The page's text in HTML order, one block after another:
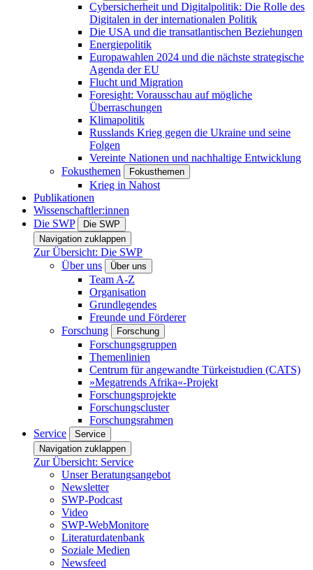
Cybersicherheit und Digitalpolitik: Die Rolle des
Digitalen in der internationalen Politik
Die USA und die transatlantischen Beziehungen
Energiepolitik
Europawahlen 2024 und die nächste strategische
Agenda der EU
Flucht und Migration
Foresight: Vorausschau auf mögliche
Überraschungen
Klimapolitik
Russlands Krieg gegen die Ukraine und seine
Folgen
Vereinte Nationen und nachhaltige Entwicklung
Fokusthemen
Fokusthemen
Krieg in Nahost
Publikationen
Wissenschaftler:innen
Die SWP
Die SWP
Navigation zuklappen
Zur Übersicht: Die SWP
Über uns
Über uns
Team A-Z
Organisation
Grundlegendes
Freunde und Förderer
Forschung
Forschung
Forschungsgruppen
Themenlinien
Centrum für angewandte Türkeistudien (CATS)
»Megatrends Afrika«-Projekt
Forschungsprojekte
Forschungscluster
Forschungsrahmen
Service
Service
Navigation zuklappen
Zur Übersicht: Service
Unser Beratungsangebot
Newsletter
SWP-Podcast
Video
SWP-WebMonitore
Literaturdatenbank
Soziale Medien
Newsfeed